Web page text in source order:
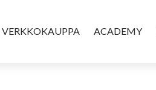
VERKKOKAUPPA ACADEMY